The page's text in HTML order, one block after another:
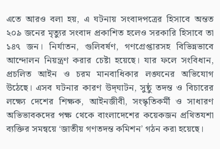
এতে আরও বলা হয়, এ ঘটনায় সংবাদপত্রের হিসাবে অন্তত
২০৯ জনের মৃত্যুর সংবাদ প্রকাশিত হলেও সরকারি হিসাবে তা
১৪৭ জন। নির্যাতন, গুলিবর্ষণ, গণগ্রেপ্তারসহ বিভিন্নভাবে
আন্দোলন নিয়ন্ত্রণ করার চেষ্টা হয়েছে। যার ফলে সংবিধান,
প্রচলিত আইন ও চরম মানবাধিকার লঙ্ঘনের অভিযোগ
উঠেছে। এসব ঘটনার কারণ উদ্‌ঘাটন, সুষ্ঠু তদন্ত ও বিচারের
লক্ষ্যে দেশের শিক্ষক, আইনজীবী, সংস্কৃতিকর্মী ও সাধারণ
অভিভাবকদের পক্ষ থেকে বাংলাদেশের কয়েকজন প্রথিতযশা
ব্যক্তির সমন্বয়ে ‘জাতীয় গণতদন্ত কমিশন’ গঠন করা হয়েছে।